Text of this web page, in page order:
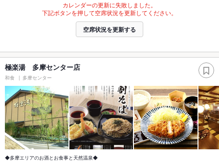
カレンダーの更新に失敗しました。
下記ボタンを押して空席状況を更新してください。
空席状況を更新する
極楽湯 多摩センター店
和食 多摩センター
◆多摩エリアのお酒とお食事と天然温泉◆